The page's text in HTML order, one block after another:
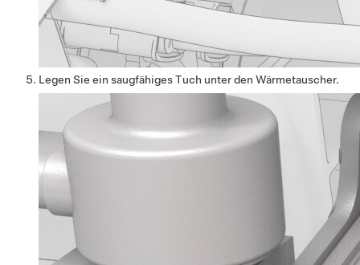
Legen Sie ein saugfähiges Tuch unter den Wärmetauscher.